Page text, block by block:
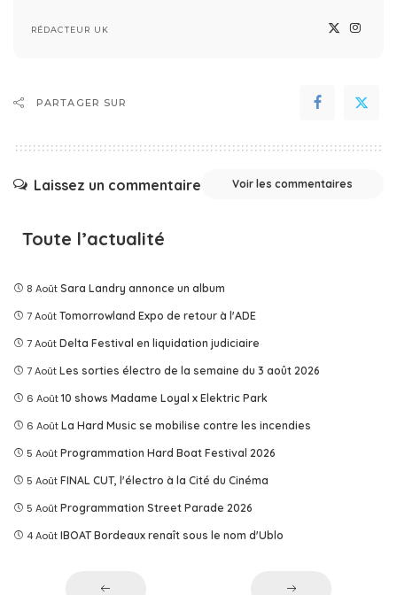
RÉDACTEUR UK
PARTAGER SUR
Laissez un commentaire Voir les commentaires
Toute l’actualité
8 Août Sara Landry annonce un album
7 Août Tomorrowland Expo de retour à l'ADE
7 Août Delta Festival en liquidation judiciaire
7 Août Les sorties électro de la semaine du 3 août 2026
6 Août 10 shows Madame Loyal x Elektric Park
6 Août La Hard Music se mobilise contre les incendies
5 Août Programmation Hard Boat Festival 2026
5 Août FINAL CUT, l'électro à la Cité du Cinéma
5 Août Programmation Street Parade 2026
4 Août IBOAT Bordeaux renaît sous le nom d'Ublo